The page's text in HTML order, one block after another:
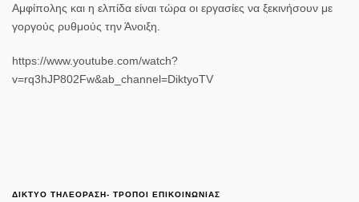
Αμφίπολης και η ελπίδα είναι τώρα οι εργασίες να ξεκινήσουν με
γοργούς ρυθμούς την Άνοιξη.
https://www.youtube.com/watch?
v=rq3hJP802Fw&ab_channel=DiktyoTV
ΔΙΚΤΥΟ ΤΗΛΕΟΡΑΣΗ- ΤΡΟΠΟΙ ΕΠΙΚΟΙΝΩΝΙΑΣ